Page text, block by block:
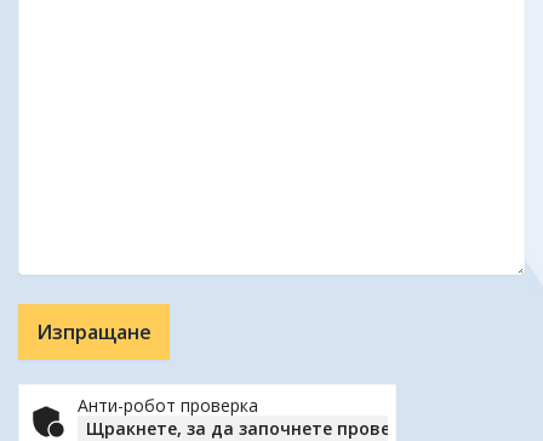
Анти-робот проверка
Щракнете, за да започнете проверката